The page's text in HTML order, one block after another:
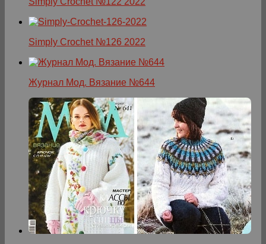
Simply Crochet №126 2022
Журнал Мод. Вязание №644